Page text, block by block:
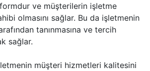
ve müşterilerin işletme
olmasını sağlar. Bu da işletmenin
tanınmasına ve tercih
sağlar.
müşteri hizmetleri kalitesini